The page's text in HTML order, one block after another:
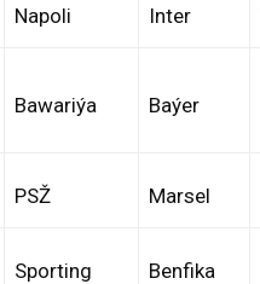
Napoli Inter
Bawariýa Baýer
PSŽ Marsel
Sporting Benfika